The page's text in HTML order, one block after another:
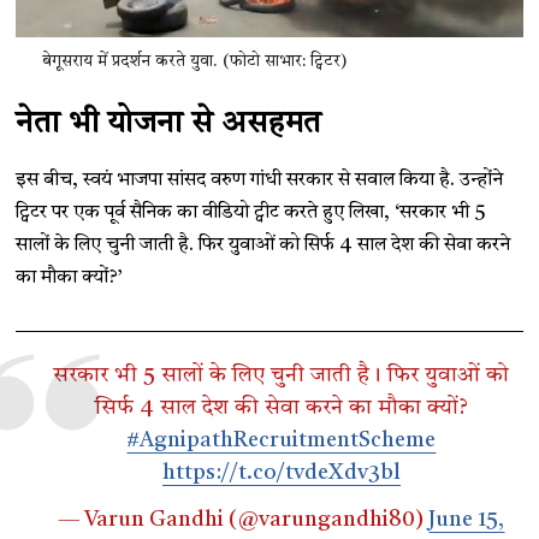
बेगूसराय में प्रदर्शन करते युवा. (फोटो साभार: ट्विटर)
नेता भी योजना से असहमत
इस बीच, स्वयं भाजपा सांसद वरुण गांधी सरकार से सवाल किया है. उन्होंने
ट्विटर पर एक पूर्व सैनिक का वीडियो ट्वीट करते हुए लिखा, ‘सरकार भी 5
सालों के लिए चुनी जाती है. फिर युवाओं को सिर्फ 4 साल देश की सेवा करने
का मौका क्यों?’
सरकार भी 5 सालों के लिए चुनी जाती है। फिर युवाओं को
सिर्फ 4 साल देश की सेवा करने का मौका क्यों?
#AgnipathRecruitmentScheme
https://t.co/tvdeXdv3bl
— Varun Gandhi (@varungandhi80)
June 15,